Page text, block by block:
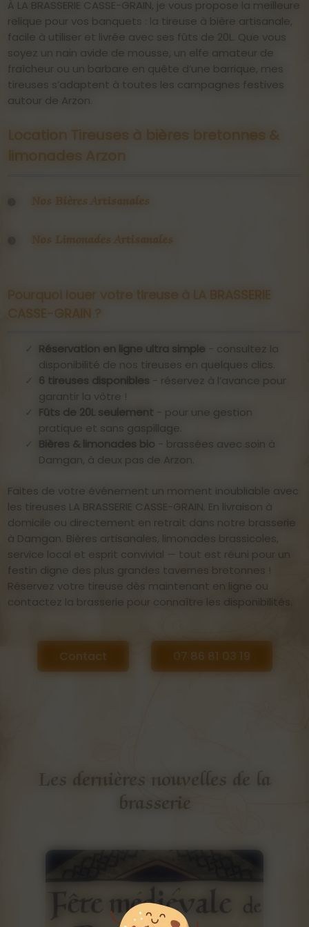
À LA BRASSERIE CASSE-GRAIN, je vous propose la meilleure
relique pour vos banquets : la tireuse à bière artisanale,
facile à utiliser et livrée avec ses fûts de 20L. Que vous
soyez un nain avide de mousse, un elfe amateur de
fraîcheur ou un barbare en quête d’une barrique, mes
tireuses s’adaptent à toutes les campagnes festives
autour de Arzon.
Location Tireuses à bières bretonnes &
limonades Arzon
Nos Bières Artisanales
avec des
ingrédients 100 % français
Labour’maez (3.5%) – Blonde désaltérante, légère
caramélisées et maltées.
Yeotek (5.0%)
– Blonde houblonnée, aromatique et
subtilement florale.
Nos Limonades Artisanales
des potions 0.0%A, mais pas sans caractère : des
Gwenniz– Douce et florale, inspirée d’une bière
blanche.
Flouridour– Houblonnée, idéale pour les amateurs
d’IPA.
Tor-Du – Cola malté et torréfié, corsé et envoûtant.
Pourquoi louer votre tireuse à LA BRASSERIE
CASSE-GRAIN ?
Réservation en ligne ultra simple - consultez la
disponibilité de nos tireuses en quelques clics.
6 tireuses disponibles - réservez à l’avance pour
garantir la vôtre !
Fûts de 20L seulement - pour une gestion
pratique et sans gaspillage.
Bières & limonades bio
- brassées avec soin à
Damgan, à deux pas de Arzon.
Faites de votre événement un moment inoubliable avec
les tireuses LA BRASSERIE CASSE-GRAIN. En livraison à
domicile ou directement en retrait dans notre brasserie
à Damgan. Bières artisanales, limonades brassicoles,
service local et esprit convivial — tout est réuni pour un
festin digne des plus grandes tavernes bretonnes !
Réservez votre tireuse dès maintenant en ligne ou
contactez la brasserie pour connaître les disponibilités.
Contact 07 86 81 03 19
Les dernières nouvelles de la
brasserie